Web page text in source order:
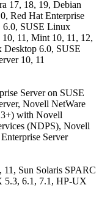
17, 18, 19, Debian
Red Hat Enterprise
6.0, SUSE Linux
11, Mint 10, 11, 12,
Desktop 6.0, SUSE
10, 11
Server on SUSE
Novell NetWare
3+) with Novell
(NDPS), Novell
Server
11, Sun Solaris SPARC
5.3, 6.1, 7.1, HP-UX